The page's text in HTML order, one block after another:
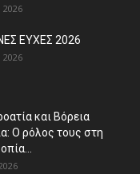
2026
ΕΥΧΕΣ 2026
2026
και Βόρεια
Ο ρόλος τους στη